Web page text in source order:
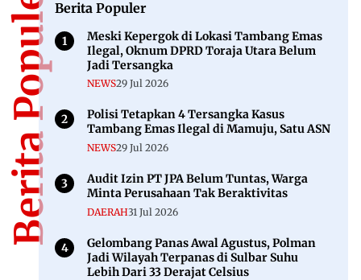
Berita PopulerBerita Populer
Meski Kepergok di Lokasi Tambang Emas
Ilegal, Oknum DPRD Toraja Utara Belum
Jadi Tersangka
NEWS29 Jul 2026
Polisi Tetapkan 4 Tersangka Kasus
Tambang Emas Ilegal di Mamuju, Satu ASN
NEWS29 Jul 2026
Audit Izin PT JPA Belum Tuntas, Warga
Minta Perusahaan Tak Beraktivitas
DAERAH31 Jul 2026
Gelombang Panas Awal Agustus, Polman
Jadi Wilayah Terpanas di Sulbar Suhu
Lebih Dari 33 Derajat Celsius